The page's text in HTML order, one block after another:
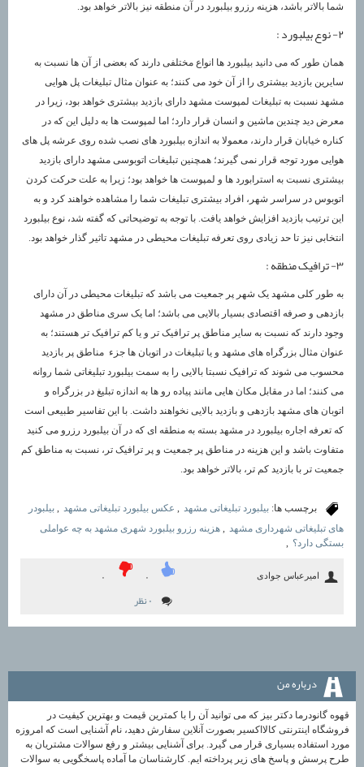
شما بالاتر باشد، هزینه رزرو بیلبورد در آن منطقه نیز بالاتر خواهد بود.
۲- نوع بیلبورد :
همان طور که می دانید بیلبورد ها انواع مختلفی دارند که بعضی از آن ها نسبت به
سایرین بازدید بیشتری را از آن خود می کنند؛ به عنوان مثال تبلیغات پل هوایی
مشهد نسبت به تبلیغات لمپوست مشهد دارای بازدید بیشتری خواهد بود، زیرا در
معرض دید چندین ماشین و انسان قرار دارد؛ اما لمپوست ها به دلیل این که در
کناره خیابان قرار دارند، معمولا به اندازه بیلبورد های نصب شده روی عرشه پل های
هوایی مورد توجه قرار نمی گیرند؛ همچنین تبلیغات اتوبوسی مشهد دارای بازدید
بیشتری نسبت به استرابورد ها و لمپوست ها خواهد بود؛ زیرا به علت حرکت کردن
اتوبوس در سراسر شهر، افراد بیشتری تبلیغات شما را مشاهده خواهند کرد و به
این ترتیب بازدید افزایش خواهد یافت. با توجه به توضیحاتی که گفته شد، نوع بیلبورد
انتخابی نیز تا حد زیادی روی تعرفه تبلیغات محیطی در مشهد تاثیر گذار خواهد بود.
۳- ترافیک منطقه :
به طور کلی مشهد یک شهر پر جمعیت می باشد که تبلیغات محیطی در آن دارای
بازدهی و صرفه اقتصادی بسیار بالایی می باشد؛ اما یک سری مناطق در مشهد
وجود دارند که نسبت به سایر مناطق پر ترافیک تر و یا کم ترافیک تر هستند؛ به
عنوان مثال بزرگراه های مشهد و یا تبلیغات در اتوبان ها جزء مناطق پر بازدید
محسوب می شوند که ترافیک نسبتا بالایی را به سمت بیلبورد تبلیغاتی شما روانه
می کنند؛ اما در مقابل مکان هایی مانند پیاده رو ها به اندازه تبلیغ در بزرگراه و
اتوبان های مشهد بازدهی و بازدید بالایی نخواهند داشت. با این تفاسیر طبیعی است
که تعرفه اجاره بیلبورد در مشهد بسته به منطقه ای که در آن بیلبورد رزرو می کنید
متفاوت باشد و این هزینه در مناطق پر جمعیت و پر ترافیک تر، نسبت به مناطق کم
جمعیت تر با بازدید کم تر، بالاتر خواهد بود.
برچسب ها: بیلبورد تبلیغاتی مشهد , عکس بیلبورد تبلیغاتی مشهد , بیلبودر
های تبلیغاتی شهرداری مشهد , هزینه رزرو بیلبورد شهری مشهد به چه عواملی
بستگی دارد؟ ,
امیرعباس جوادی ۰ ۰
۰ نظر
درباره من
قهوه گانودرما دکتر بیز که می توانید آن را با کمترین قیمت و بهترین کیفیت در
فروشگاه اینترنتی کالااکسیر بصورت آنلاین سفارش دهید، نام آشنایی است که امروزه
مورد استفاده بسیاری قرار می گیرد. برای آشنایی بیشتر و رفع سوالات مشتریان به
طرح پرسش و پاسخ های زیر پرداخته ایم. کارشناسان ما آماده پاسخگویی به سوالات